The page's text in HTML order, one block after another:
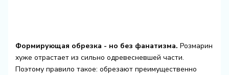
Формирующая обрезка - но без фанатизма. Розмарин
хуже отрастает из сильно одревесневшей части.
Поэтому правило такое: обрезают преимущественно